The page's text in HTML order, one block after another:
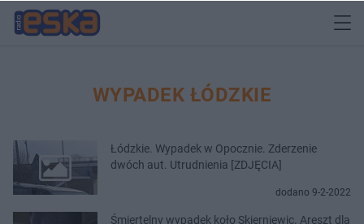
WYPADEK ŁÓDZKIE
Łódzkie. Wypadek w Opocznie. Zderzenie
dwóch aut. Utrudnienia [ZDJĘCIA]
dodano 9-2-2022
Śmiertelny wypadek koło Skierniewic. Areszt dla